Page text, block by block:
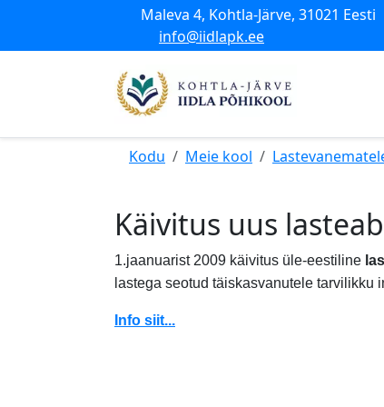
Maleva 4, Kohtla-Järve, 31021 Eesti
info@iidlapk.ee
Kodu Meie kool
Käivitus uus
1.jaanuarist 2009 käivitus üle-eestiline
lastega seotud täiskasvanutele tarvilikku
Info siit...